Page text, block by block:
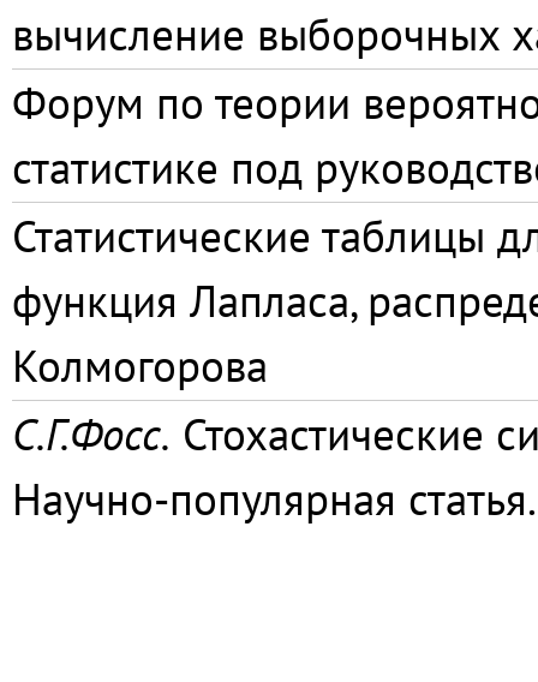
вычисление выборочных
Форум по теории
статистике под
Статистические таблицы
функция Лапласа,
Колмогорова
С.Г.Фосс. Стохастические
Научно-популярная статья.